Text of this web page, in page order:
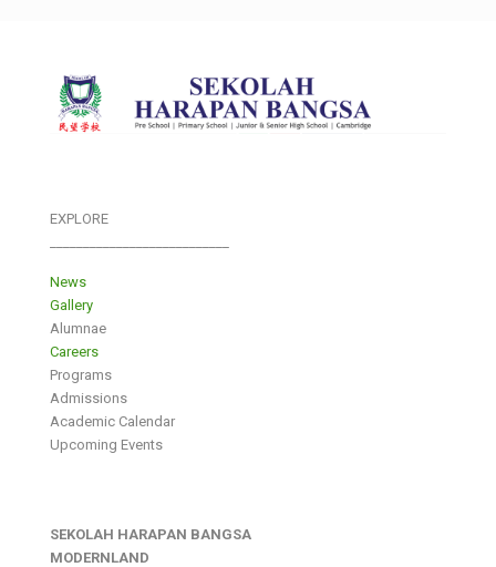
EXPLORE
News
Gallery
Alumnae
Careers
Programs
Admissions
Academic Calendar
Upcoming Events
SEKOLAH HARAPAN BANGSA
MODERNLAND